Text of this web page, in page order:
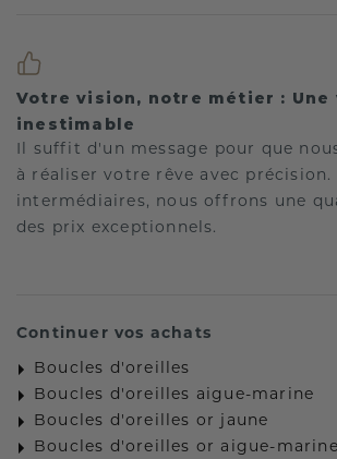
Votre vision, notre métier : Une
inestimable
Il suffit d'un message pour que
à réaliser votre rêve avec précision.
intermédiaires, nous offrons une
des prix exceptionnels.
Continuer vos achats
Boucles d'oreilles
Boucles d'oreilles aigue-marine
Boucles d'oreilles or jaune
Boucles d'oreilles or aigue-marine